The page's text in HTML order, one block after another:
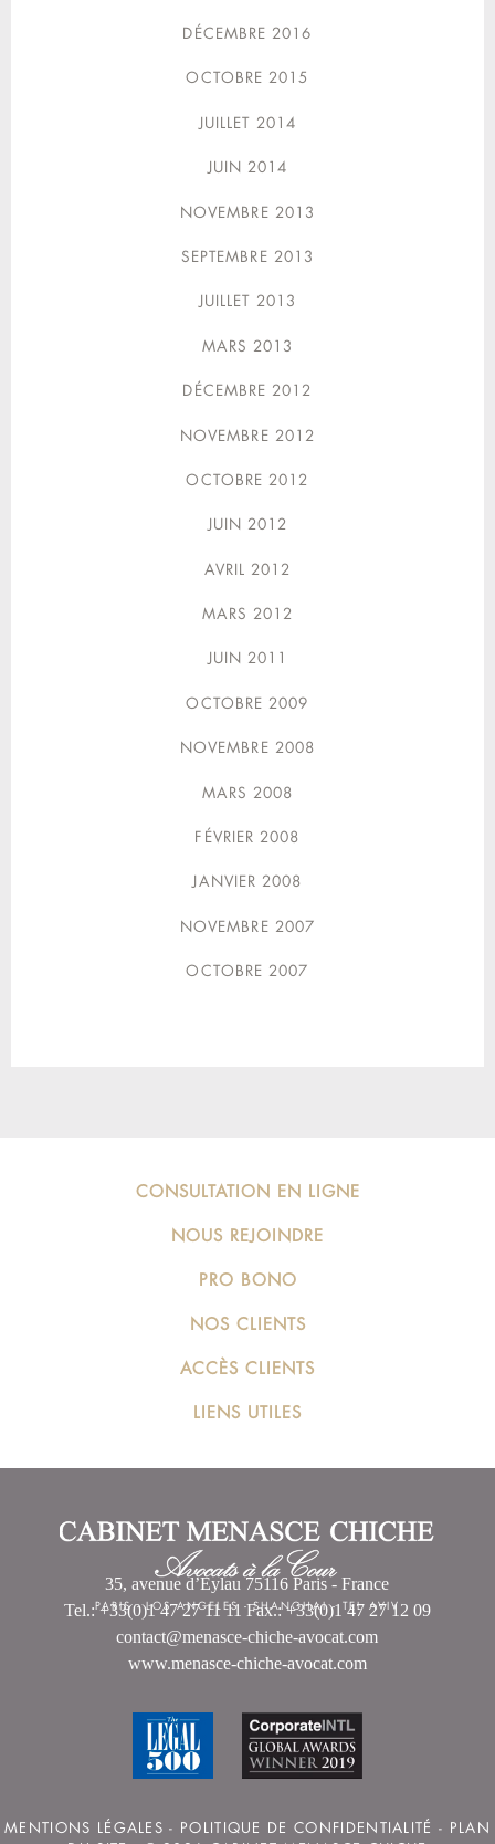
DÉCEMBRE 2016
OCTOBRE 2015
JUILLET 2014
JUIN 2014
NOVEMBRE 2013
SEPTEMBRE 2013
JUILLET 2013
MARS 2013
DÉCEMBRE 2012
NOVEMBRE 2012
OCTOBRE 2012
JUIN 2012
AVRIL 2012
MARS 2012
JUIN 2011
OCTOBRE 2009
NOVEMBRE 2008
MARS 2008
FÉVRIER 2008
JANVIER 2008
NOVEMBRE 2007
OCTOBRE 2007
CONSULTATION EN LIGNE
NOUS REJOINDRE
PRO BONO
NOS CLIENTS
ACCÈS CLIENTS
LIENS UTILES
PARIS-LOS ANGELES-SHANGHAI- TEL AVIV
35, avenue d’Eylau 75116 Paris - France
Tel.: +33(0)1 47 27 11 11 Fax.: +33(0)1 47 27 12 09
contact@menasce-chiche-avocat.com
www.menasce-chiche-avocat.com
MENTIONS LÉGALES - POLITIQUE DE CONFIDENTIALITÉ - PLAN